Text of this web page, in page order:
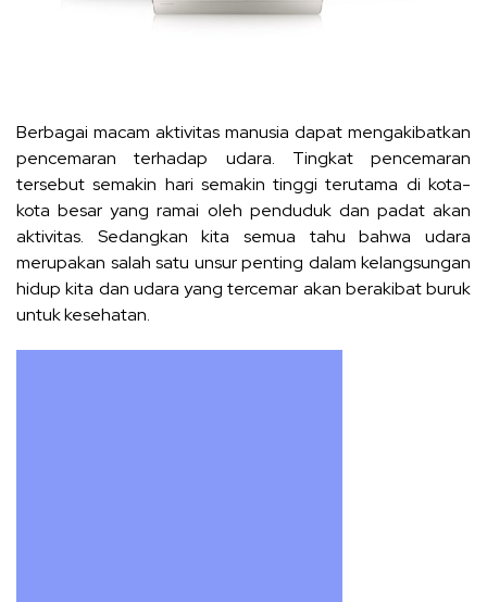
Berbagai macam aktivitas manusia dapat mengakibatkan
pencemaran terhadap udara. Tingkat pencemaran
tersebut semakin hari semakin tinggi terutama di kota-
kota besar yang ramai oleh penduduk dan padat akan
aktivitas. Sedangkan kita semua tahu bahwa udara
merupakan salah satu unsur penting dalam kelangsungan
hidup kita dan udara yang tercemar akan berakibat buruk
untuk kesehatan.